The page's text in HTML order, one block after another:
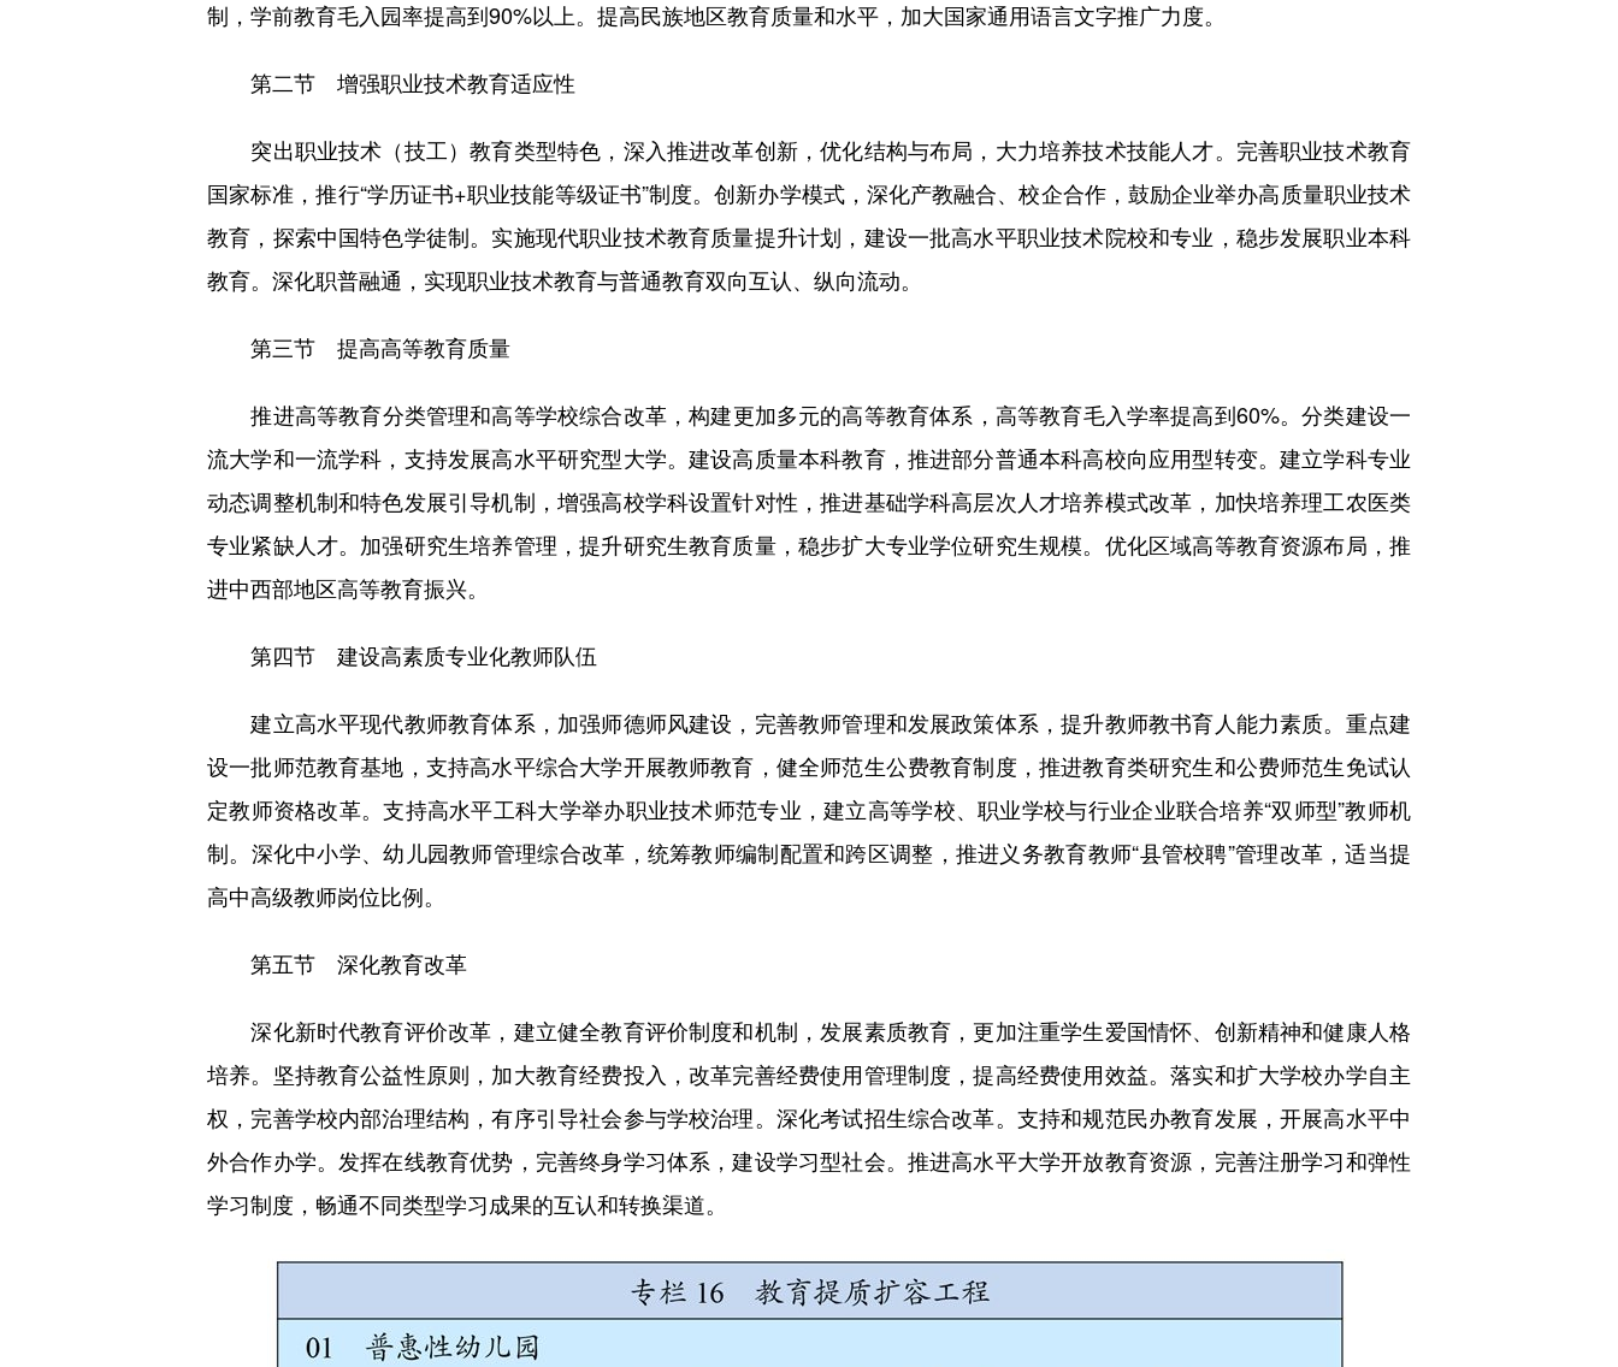
制，学前教育毛入园率提高到90%以上。提高民族地区教育质量和水平，加大国家通用语言文字推广力度。
第二节 增强职业技术教育适应性
突出职业技术（技工）教育类型特色，深入推进改革创新，优化结构与布局，大力培养技术技能人才。完善职业技术教育
国家标准，推行“学历证书+职业技能等级证书”制度。创新办学模式，深化产教融合、校企合作，鼓励企业举办高质量职业技术
教育，探索中国特色学徒制。实施现代职业技术教育质量提升计划，建设一批高水平职业技术院校和专业，稳步发展职业本科
教育。深化职普融通，实现职业技术教育与普通教育双向互认、纵向流动。
第三节 提高高等教育质量
推进高等教育分类管理和高等学校综合改革，构建更加多元的高等教育体系，高等教育毛入学率提高到60%。分类建设一
流大学和一流学科，支持发展高水平研究型大学。建设高质量本科教育，推进部分普通本科高校向应用型转变。建立学科专业
动态调整机制和特色发展引导机制，增强高校学科设置针对性，推进基础学科高层次人才培养模式改革，加快培养理工农医类
专业紧缺人才。加强研究生培养管理，提升研究生教育质量，稳步扩大专业学位研究生规模。优化区域高等教育资源布局，推
进中西部地区高等教育振兴。
第四节 建设高素质专业化教师队伍
建立高水平现代教师教育体系，加强师德师风建设，完善教师管理和发展政策体系，提升教师教书育人能力素质。重点建
设一批师范教育基地，支持高水平综合大学开展教师教育，健全师范生公费教育制度，推进教育类研究生和公费师范生免试认
定教师资格改革。支持高水平工科大学举办职业技术师范专业，建立高等学校、职业学校与行业企业联合培养“双师型”教师机
制。深化中小学、幼儿园教师管理综合改革，统筹教师编制配置和跨区调整，推进义务教育教师“县管校聘”管理改革，适当提
高中高级教师岗位比例。
第五节 深化教育改革
深化新时代教育评价改革，建立健全教育评价制度和机制，发展素质教育，更加注重学生爱国情怀、创新精神和健康人格
培养。坚持教育公益性原则，加大教育经费投入，改革完善经费使用管理制度，提高经费使用效益。落实和扩大学校办学自主
权，完善学校内部治理结构，有序引导社会参与学校治理。深化考试招生综合改革。支持和规范民办教育发展，开展高水平中
外合作办学。发挥在线教育优势，完善终身学习体系，建设学习型社会。推进高水平大学开放教育资源，完善注册学习和弹性
学习制度，畅通不同类型学习成果的互认和转换渠道。